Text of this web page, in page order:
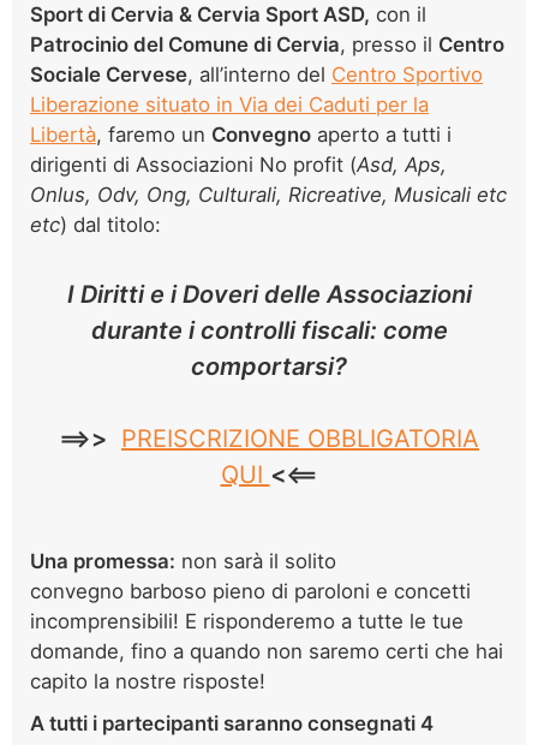
Sport di Cervia & Cervia Sport ASD, con il
Patrocinio del Comune di Cervia, presso il Centro
Sociale Cervese, all’interno del Centro Sportivo
Liberazione situato in Via dei Caduti per la
Libertà, faremo un Convegno aperto a tutti i
dirigenti di Associazioni No profit (Asd, Aps,
Onlus, Odv, Ong, Culturali, Ricreative, Musicali etc
etc) dal titolo:
I Diritti e i Doveri delle Associazioni
durante i controlli fiscali: come
comportarsi?
==>> PREISCRIZIONE OBBLIGATORIA
QUI <<
Una promessa: non sarà il solito
convegno barboso pieno di paroloni e concetti
incomprensibili! E risponderemo a tutte le tue
domande, fino a quando non saremo certi che hai
capito la nostre risposte!
A tutti i partecipanti saranno consegnati 4